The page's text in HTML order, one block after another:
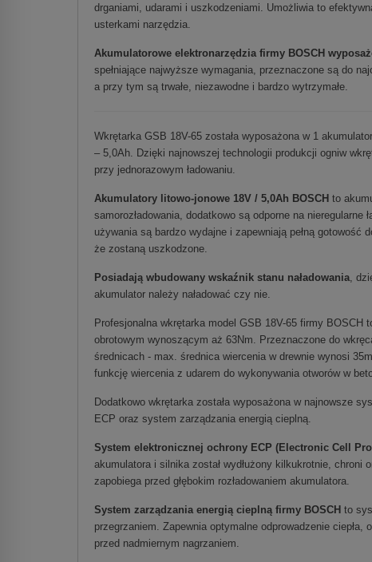
drganiami, udarami i uszkodzeniami. Umożliwia to
usterkami narzędzia.
Akumulatorowe elektronarzędzia firmy BOSCH
spełniające najwyższe wymagania, przeznaczone są do
a przy tym są trwałe, niezawodne i bardzo wytrzymałe.
Wkrętarka GSB 18V-65 została wyposażona w 1
– 5,0Ah. Dzięki najnowszej technologii produkcji ogniw
przy jednorazowym ładowaniu.
Akumulatory litowo-jonowe 18V / 5,0Ah BOSCH to
samorozładowania, dodatkowo są odporne na nieregularne
używania są bardzo wydajne i zapewniają pełną gotowość
że zostaną uszkodzone.
Posiadają wbudowany wskaźnik stanu naładowania ,
akumulator należy naładować czy nie.
Profesjonalna wkrętarka model GSB 18V-65 firmy
obrotowym wynoszącym aż 63Nm. Przeznaczone do
średnicach - max. średnica wiercenia w drewnie wynosi
funkcję wiercenia z udarem do wykonywania otworów w
Dodatkowo wkrętarka została wyposażona w najnowsze
ECP oraz system zarządzania energią cieplną.
System elektronicznej ochrony ECP (Electronic Cell
akumulatora i silnika został wydłużony kilkukrotnie,
zapobiega przed głębokim rozładowaniem akumulatora.
System zarządzania energią cieplną firmy BOSCH to
przegrzaniem. Zapewnia optymalne odprowadzenie
przed nadmiernym nagrzaniem.